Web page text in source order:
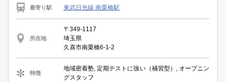
最寄り駅 東武日光線 南栗橋駅
所在地
〒349-1117
埼玉県
久喜市南栗橋6-1-2
特徴
地域密着塾, 定期テストに強い（補習型）, オープニン
グスタッフ